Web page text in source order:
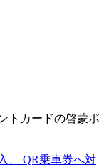
トカードの啓蒙ポ
、 QR乗車券へ対